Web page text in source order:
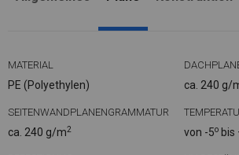
MATERIAL
PE (Polyethylen) ca. 240 g/
SEITENWANDPLANENGRAMMATUR
ca. 240 g/m2 von -5o bis